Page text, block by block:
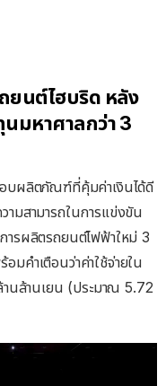
ยนต์ไฮบริด หลัง
มหาศาลกว่า 3
บผลิตภัณฑ์ที่คุ้มค่าเงินได้ดี
มสามารถในการแข่งขัน
ารผลิตรถยนต์ไฟฟ้าใหม่ 3
คำเตือนว่าค่าใช้จ่ายใน
านล้านเยน (ประมาณ 5.72